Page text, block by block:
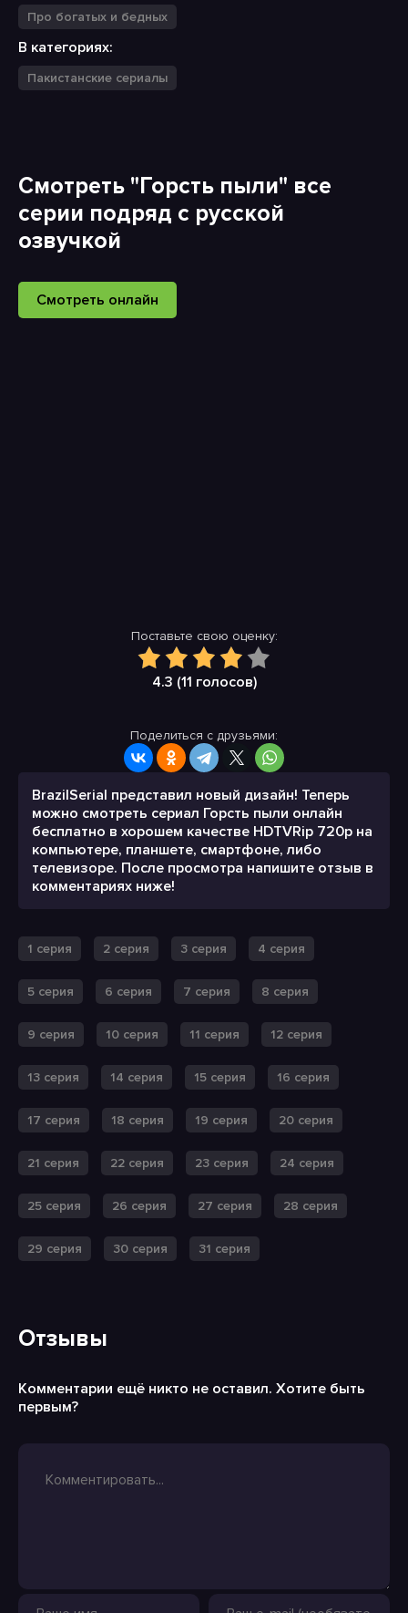
Про богатых и бедных
В категориях:
Пакистанские сериалы
Смотреть "Горсть пыли" все
серии подряд с русской
озвучкой
Смотреть онлайн
Поставьте свою оценку:
4.3 (11 голосов)
Поделиться с друзьями:
BrazilSerial представил новый дизайн! Теперь
можно смотреть сериал Горсть пыли онлайн
бесплатно в хорошем качестве HDTVRip 720p на
компьютере, планшете, смартфоне, либо
телевизоре. После просмотра напишите отзыв в
комментариях ниже!
1 серия 2 серия 3 серия 4 серия
5 серия 6 серия 7 серия 8 серия
9 серия 10 серия 11 серия 12 серия
13 серия 14 серия 15 серия 16 серия
17 серия 18 серия 19 серия 20 серия
21 серия 22 серия 23 серия 24 серия
25 серия 26 серия 27 серия 28 серия
29 серия 30 серия 31 серия
Отзывы
Комментарии ещё никто не оставил. Хотите быть
первым?